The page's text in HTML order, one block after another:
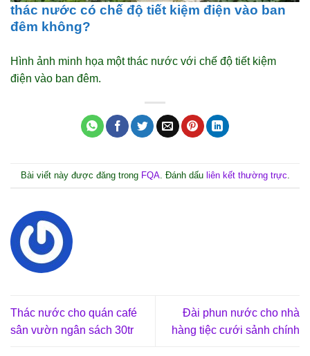
thác nước có chế độ tiết kiệm điện vào ban
đêm không?
Hình ảnh minh họa một thác nước với chế độ tiết kiệm
điện vào ban đêm.
Bài viết này được đăng trong FQA. Đánh dấu liên kết thường trực
Thác nước cho quán café
sân vườn ngân sách 30tr
Đài phun nước cho nhà
hàng tiệc cưới sảnh chính